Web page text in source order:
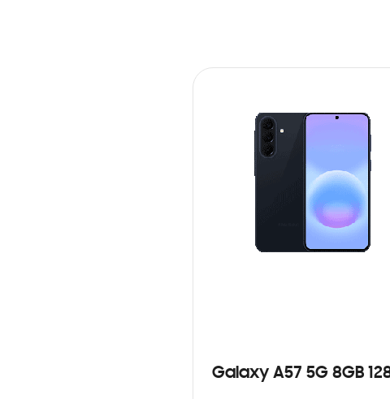
Galaxy A57 5G 8GB